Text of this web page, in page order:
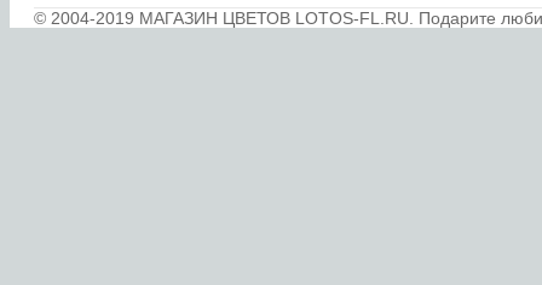
© 2004-2019 МАГАЗИН ЦВЕТОВ LOTOS-FL.RU. Подарите